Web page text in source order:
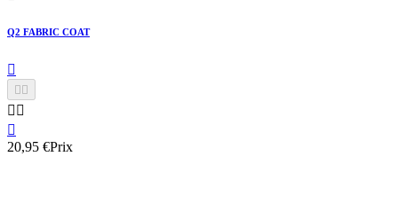
Q2 FABRIC COAT


 

20,95 €Prix